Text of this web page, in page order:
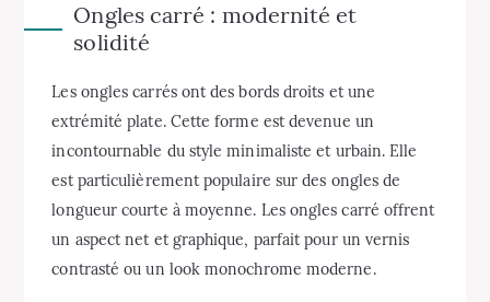
Ongles carré : modernité et
solidité
Les ongles carrés ont des bords droits et une
extrémité plate. Cette forme est devenue un
incontournable du style minimaliste et urbain. Elle
est particulièrement populaire sur des ongles de
longueur courte à moyenne. Les ongles carré offrent
un aspect net et graphique, parfait pour un vernis
contrasté ou un look monochrome moderne.